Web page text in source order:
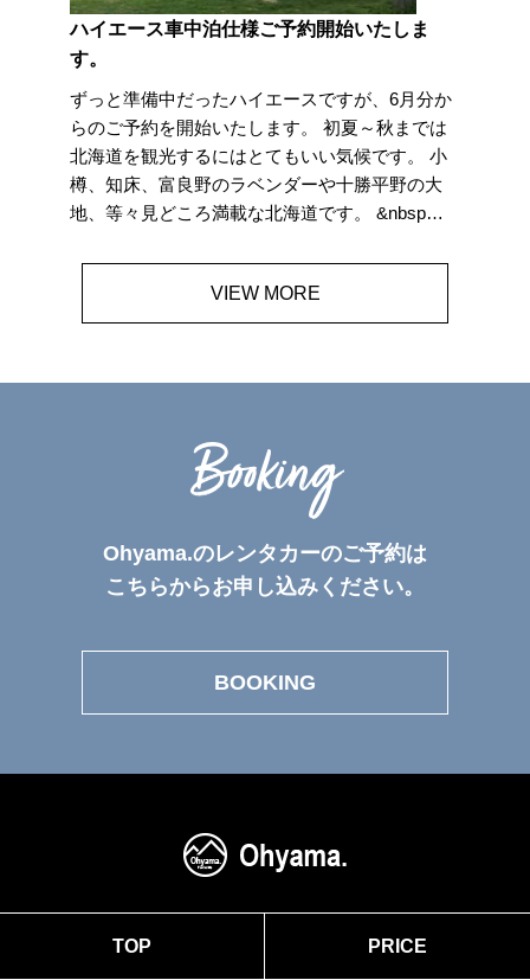
ハイエース車中泊仕様ご予約開始いたしま
す。
ずっと準備中だったハイエースですが、6月分か
らのご予約を開始いたします。 初夏～秋までは
北海道を観光するにはとてもいい気候です。 小
樽、知床、富良野のラベンダーや十勝平野の大
地、等々見どころ満載な北海道です。 &nbsp…
VIEW MORE
Booking
Ohyama.のレンタカーのご予約は
こちらからお申し込みください。
BOOKING
TOP PRICE